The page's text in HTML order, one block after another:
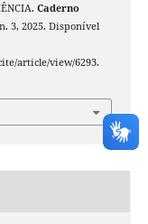
Caderno
3, 2025. Disponível
article/view/6293.